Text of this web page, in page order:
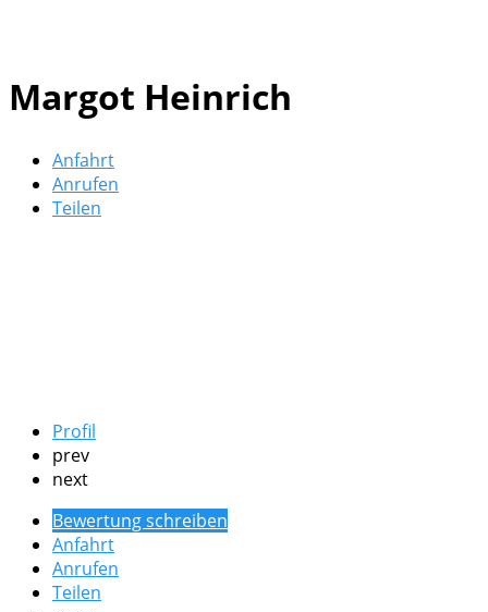
Margot Heinrich
Anfahrt
Anrufen
Teilen
Profil
prev
next
Bewertung schreiben
Anfahrt
Anrufen
Teilen